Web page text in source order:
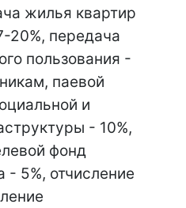
жилья квартир
20%, передача
пользования -
паевой
и
- 10%,
фонд
- 5%, отчисление